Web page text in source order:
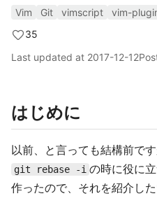
Vim Git vimscript vim-
35
Last updated at 2017-12-12
はじめに
以前、と言っても結構前で
git rebase -i の時に役に
作ったので、それを紹介した